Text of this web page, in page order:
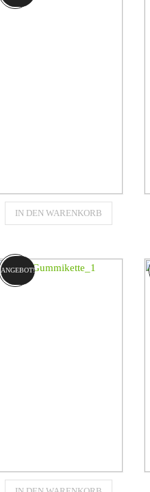
Gummikette
460x102x56
267
IN DEN WARENKORB
Gummikette
ANGEBOT!